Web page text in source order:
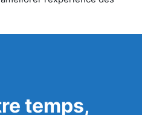
temps,